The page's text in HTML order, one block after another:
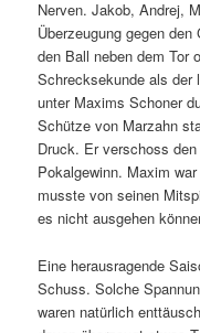
Nerven. Jakob, Andrej,
Überzeugung gegen
den Ball neben dem Tor
Schrecksekunde als der
unter Maxims Schoner
Schütze von Marzahn
Druck. Er verschoss
Pokalgewinn. Maxim
musste von seinen
es nicht ausgehen
Eine herausragende
Schuss. Solche
waren natürlich